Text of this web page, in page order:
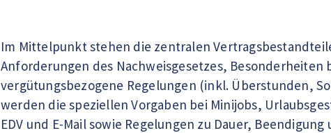
Im Mittelpunkt stehen die zentralen
Anforderungen des Nachweisgesetzes,
vergütungsbezogene Regelungen (inkl. Überstunden,
werden die speziellen Vorgaben bei Minijobs,
EDV und E‑Mail sowie Regelungen zu Dauer,